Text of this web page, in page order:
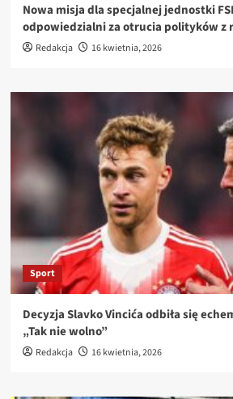
Nowa misja dla specjalnej jednostki
odpowiedzialni za otrucia polityków z
Redakcja 16 kwietnia, 2026
Sport
Decyzja Slavko Vincića odbiła się
„Tak nie wolno”
Redakcja 16 kwietnia, 2026